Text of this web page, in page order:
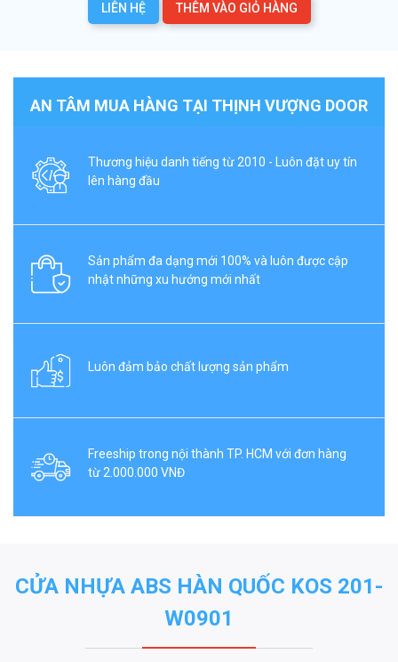
LIÊN HỆ THÊM VÀO GIỎ HÀNG
AN TÂM MUA HÀNG TẠI THỊNH VƯỢNG DOOR
Thương hiệu danh tiếng từ 2010 - Luôn đặt uy tín
lên hàng đầu
Sản phẩm đa dạng mới 100% và luôn được cập
nhật những xu hướng mới nhất
Luôn đảm bảo chất lượng sản phẩm
Freeship trong nội thành TP. HCM với đơn hàng
từ 2.000.000 VNĐ
CỬA NHỰA ABS HÀN QUỐC KOS 201-
W0901